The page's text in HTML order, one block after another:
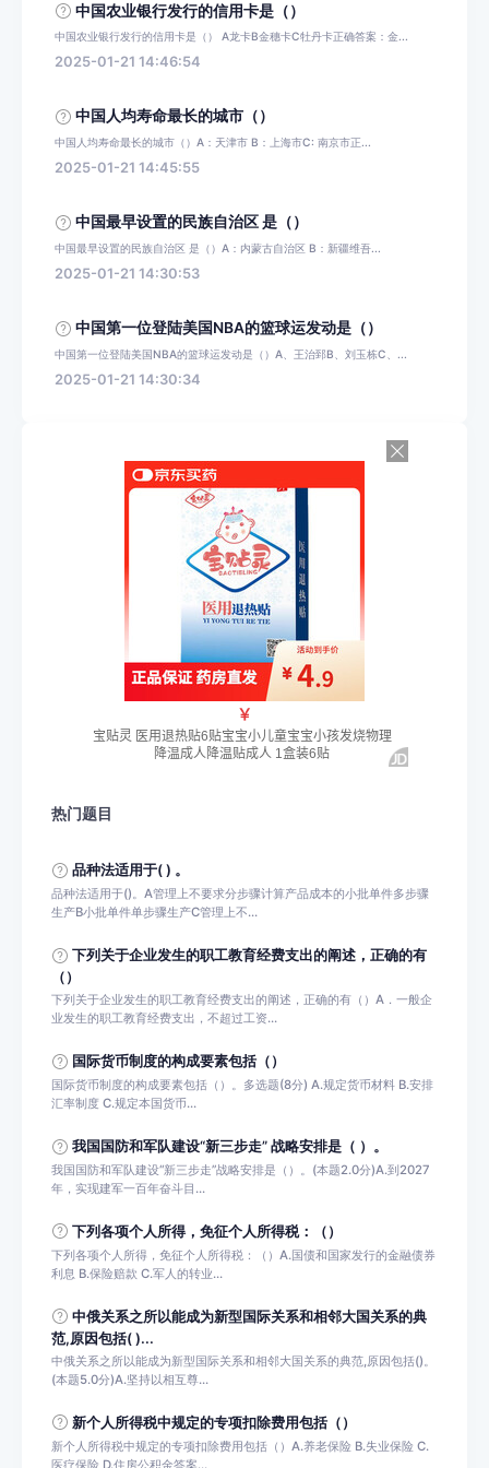
中国农业银行发行的信用卡是（）
中国农业银行发行的信用卡是（） A龙卡B金穗卡C牡丹卡正确答案：金...
2025-01-21 14:46:54
中国人均寿命最长的城市（）
中国人均寿命最长的城市（）A：天津市 B：上海市C: 南京市正...
2025-01-21 14:45:55
中国最早设置的民族自治区 是（）
中国最早设置的民族自治区 是（）A：内蒙古自治区 B：新疆维吾...
2025-01-21 14:30:53
中国第一位登陆美国NBA的篮球运发动是（）
中国第一位登陆美国NBA的篮球运发动是（）A、王治郅B、刘玉栋C、...
2025-01-21 14:30:34
热门题目
品种法适用于( ) 。
品种法适用于()。A管理上不要求分步骤计算产品成本的小批单件多步骤
生产B小批单件单步骤生产C管理上不...
下列关于企业发生的职工教育经费支出的阐述，正确的有
（）
下列关于企业发生的职工教育经费支出的阐述，正确的有（）A．一般企
业发生的职工教育经费支出，不超过工资...
国际货币制度的构成要素包括（）
国际货币制度的构成要素包括（）。多选题(8分) A.规定货币材料 B.安排
汇率制度 C.规定本国货币...
我国国防和军队建设“新三步走” 战略安排是（ ）。
我国国防和军队建设“新三步走”战略安排是（）。(本题2.0分)A.到2027
年，实现建军一百年奋斗目...
下列各项个人所得，免征个人所得税：（）
下列各项个人所得，免征个人所得税：（）A.国债和国家发行的金融债券
利息 B.保险赔款 C.军人的转业...
中俄关系之所以能成为新型国际关系和相邻大国关系的典
范,原因包括( )...
中俄关系之所以能成为新型国际关系和相邻大国关系的典范,原因包括()。
(本题5.0分)A.坚持以相互尊...
新个人所得税中规定的专项扣除费用包括（）
新个人所得税中规定的专项扣除费用包括（）A.养老保险 B.失业保险 C.
医疗保险 D.住房公积金答案...